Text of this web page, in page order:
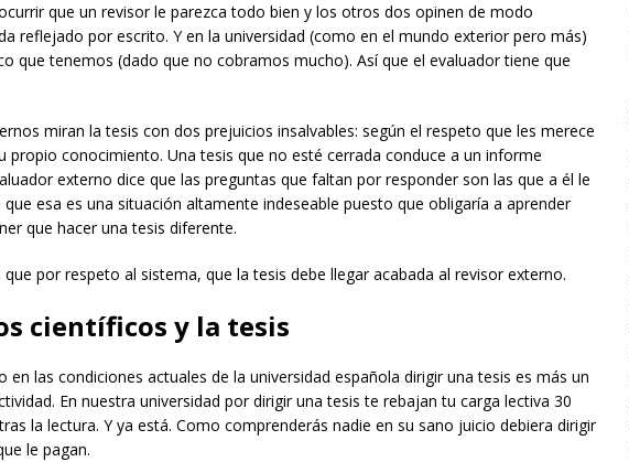
que un revisor le parezca todo bien y los otros dos opinen de modo
reflejado por escrito. Y en la universidad (como en el mundo exterior pero más)
que tenemos (dado que no cobramos mucho). Así que el evaluador tiene que
miran la tesis con dos prejuicios insalvables: según el respeto que les merece
propio conocimiento. Una tesis que no esté cerrada conduce a un informe
externo dice que las preguntas que faltan por responder son las que a él le
que esa es una situación altamente indeseable puesto que obligaría a aprender
que hacer una tesis diferente.
que por respeto al sistema, que la tesis debe llegar acabada al revisor externo.
científicos y la tesis
en las condiciones actuales de la universidad española dirigir una tesis es más un
En nuestra universidad por dirigir una tesis te rebajan tu carga lectiva 30
la lectura. Y ya está. Como comprenderás nadie en su sano juicio debiera dirigir
le pagan.